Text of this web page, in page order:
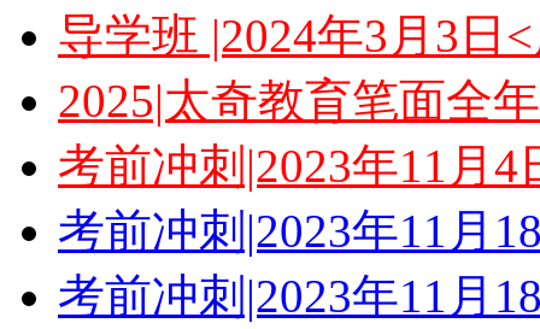
导学班 |2024年3月3日
2025|太奇教育笔面全
考前冲刺|2023年11月
考前冲刺|2023年11月
考前冲刺|2023年11月